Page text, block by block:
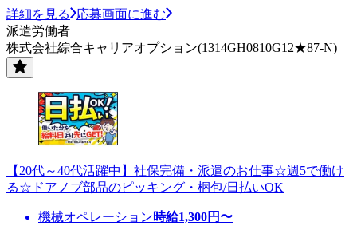
詳細を見る
応募画面に進む
派遣労働者
株式会社綜合キャリアオプション(1314GH0810G12★87-N)
【20代～40代活躍中】社保完備・派遣のお仕事☆週5で働け
る☆ドアノブ部品のピッキング・梱包/日払いOK
機械オペレーション時給1,300円〜